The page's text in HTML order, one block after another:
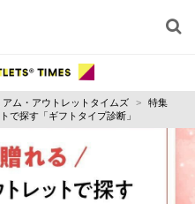
アム・アウトレットタイムズ
特集
で探す「ギフトタイプ診断」